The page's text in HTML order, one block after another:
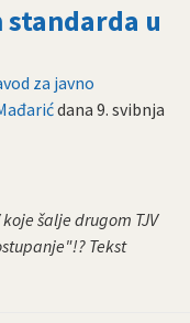
u
za javno
dana 9. svibnja
šalje drugom TJV
Tekst